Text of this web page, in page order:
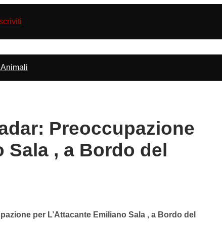
Animali
Preoccupazione
Sala , a Bordo del
per L’Attacante Emiliano Sala , a Bordo del